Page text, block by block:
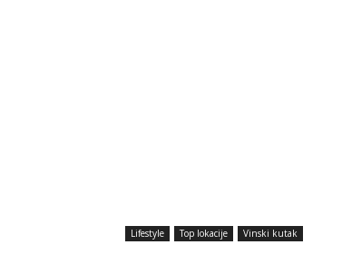
Lifestyle Top lokacije Vinski kutak